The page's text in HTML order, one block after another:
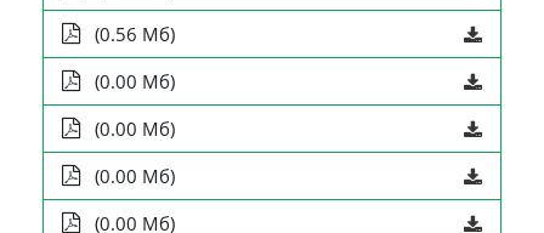
(0.56 Мб)
(0.00 Мб)
(0.00 Мб)
(0.00 Мб)
(0.00 Мб)